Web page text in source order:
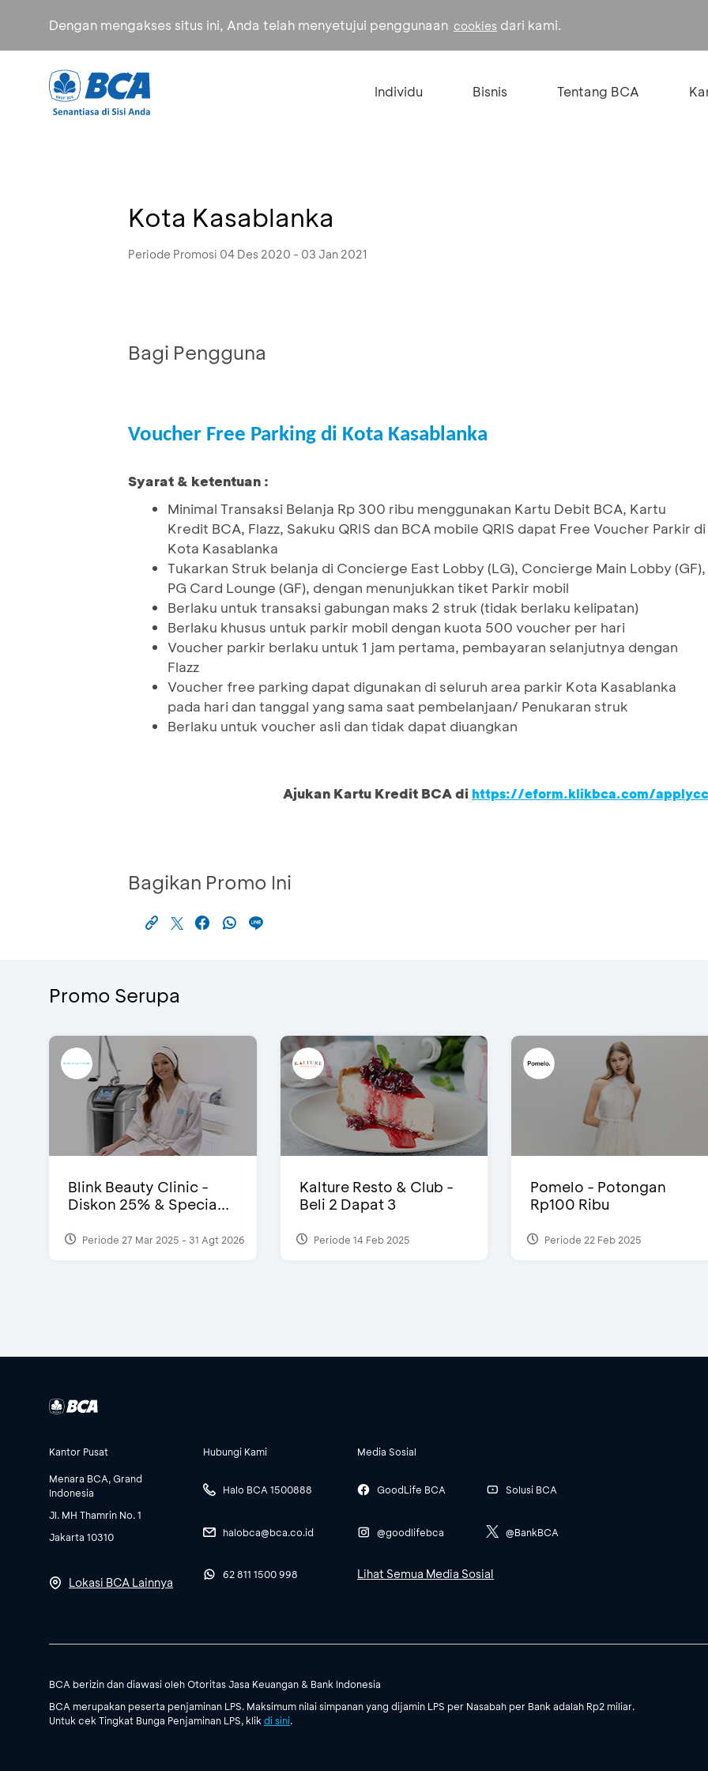
Dengan mengakses situs ini, Anda telah menyetujui penggunaan cookies dari kami.
Individu Bisnis Tentang BCA
Kota Kasablanka
Periode Promosi 04 Des 2020 - 03 Jan 2021
Bagi Pengguna
Voucher Free Parking di Kota Kasablanka
Syarat & ketentuan :
Minimal Transaksi Belanja Rp 300 ribu menggunakan Kartu Debit BCA, Kartu
Kredit BCA, Flazz, Sakuku QRIS dan BCA mobile QRIS dapat Free Voucher Parkir di
Kota Kasablanka
Tukarkan Struk belanja di Concierge East Lobby (LG), Concierge Main Lobby (GF),
PG Card Lounge (GF), dengan menunjukkan tiket Parkir mobil
Berlaku untuk transaksi gabungan maks 2 struk (tidak berlaku kelipatan)
Berlaku khusus untuk parkir mobil dengan kuota 500 voucher per hari
Voucher parkir berlaku untuk 1 jam pertama, pembayaran selanjutnya dengan
Flazz
Voucher free parking dapat digunakan di seluruh area parkir Kota Kasablanka
pada hari dan tanggal yang sama saat pembelanjaan/ Penukaran struk
Berlaku untuk voucher asli dan tidak dapat diuangkan
Ajukan Kartu Kredit BCA di https://eform.klikbca.com/
Bagikan Promo Ini
Promo Serupa
Blink Beauty Clinic -
Diskon 25% & Specia...
Periode 27 Mar 2025 - 31 Agt 2026
Kalture Resto & Club -
Beli 2 Dapat 3
Periode 14 Feb 2025
Pomelo - Potongan
Rp100 Ribu
Periode 22 Feb 2025
Kantor Pusat
Menara BCA, Grand
Indonesia
Jl. MH Thamrin No. 1
Jakarta 10310
Lokasi BCA Lainnya
Hubungi Kami
Halo BCA 1500888
halobca@bca.co.id
62 811 1500 998
Media Sosial
GoodLife BCA
@goodlifebca
Solusi BCA
@BankBCA
Lihat Semua Media Sosial
BCA berizin dan diawasi oleh Otoritas Jasa Keuangan & Bank Indonesia
BCA merupakan peserta penjaminan LPS. Maksimum nilai simpanan yang dijamin LPS per Nasabah per Bank adalah Rp2 miliar.
Untuk cek Tingkat Bunga Penjaminan LPS, klikdi sini.